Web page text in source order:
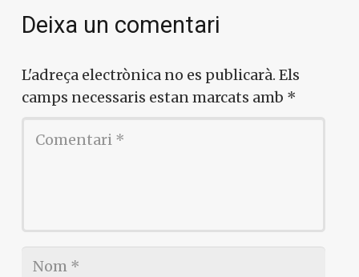
Deixa un comentari
L'adreça electrònica no es publicarà. Els
camps necessaris estan marcats amb *